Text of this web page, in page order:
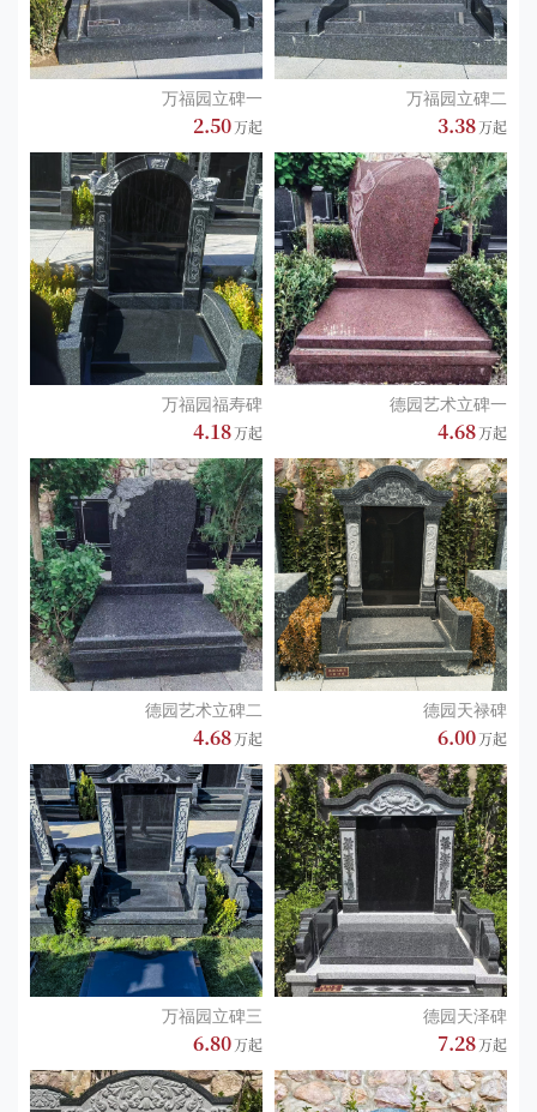
纪念堂、追思厅、家属VIP休息室等功能；二层餐厅为参与悼念的家
人提供休息进餐的地方；三层为销售讲解区、随葬品区。
石家庄安德生命纪念公园分别为恩、泽、德、芳、福、祐、瑞、梦
八大园区，及军魂园和信仰园。
安德生命纪念公园提供6大板块服务，包含：一站式业务办理、多元
化祭祀服务、管家服务制作验收、墓园环境维护服务、网络平台客
户关怀、个性化葬礼服务。同时还为选购和来园祭扫的客户提供餐
厅服务。
万福园立碑一
2.50
万福园立碑二
3.38
万福园福寿碑
4.18
德园艺术立碑一
4.68
德园艺术立碑二
4.68
德园天禄碑
6.00
万福园立碑三
6.80
德园天泽碑
7.28